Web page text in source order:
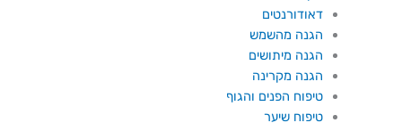
דאודורנטים
הגנה מהשמש
הגנה מיתושים
הגנה מקרינה
טיפוח הפנים והגוף
טיפוח שיער